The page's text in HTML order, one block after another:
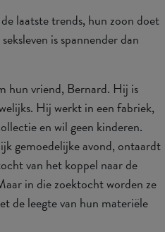
laatste trends, hun zoon doet
is spannender dan
hun vriend, Bernard. Hij is
Hij werkt in een fabriek,
en wil geen kinderen.
gemoedelijke avond, ontaardt
van het koppel naar de
in die zoektocht worden ze
de leegte van hun materiële